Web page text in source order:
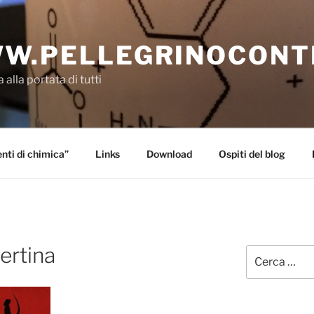
alla portata di tutti
di chimica” Links Download Ospiti del blog